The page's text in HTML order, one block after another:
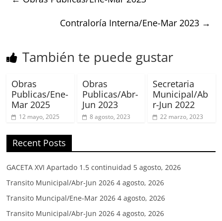
Contraloría Interna/Ene-Mar 2023 →
También te puede gustar
Obras
Publicas/Ene-
Mar 2025
12 mayo, 2025
Obras
Publicas/Abr-
Jun 2023
8 agosto, 2023
Secretaria
Municipal/Ab
r-Jun 2022
22 marzo, 2023
Recent Posts
GACETA XVI Apartado 1.5 continuidad 5 agosto, 2026
Transito Municipal/Abr-Jun 2026 4 agosto, 2026
Transito Muncipal/Ene-Mar 2026 4 agosto, 2026
Transito Municipal/Abr-Jun 2026 4 agosto, 2026